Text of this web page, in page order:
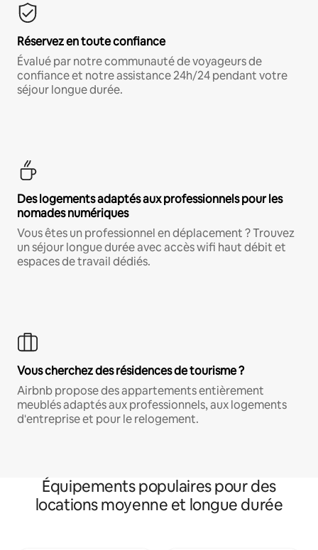
Réservez en toute confiance
Évalué par notre communauté de voyageurs de
confiance et notre assistance 24h/24 pendant votre
séjour longue durée.
Des logements adaptés aux professionnels pour les
nomades numériques
Vous êtes un professionnel en déplacement ? Trouvez
un séjour longue durée avec accès wifi haut débit et
espaces de travail dédiés.
Vous cherchez des résidences de tourisme ?
Airbnb propose des appartements entièrement
meublés adaptés aux professionnels, aux logements
d'entreprise et pour le relogement.
Équipements populaires pour des
locations moyenne et longue durée